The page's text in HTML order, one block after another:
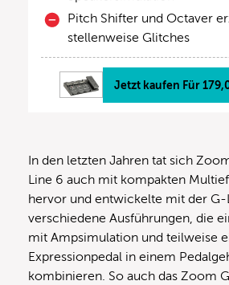
Pitch Shifter und Octaver
stellenweise Glitches
Jetzt kaufen Für
In den letzten Jahren tat sich
Line 6 auch mit kompakten
hervor und entwickelte mit der
verschiedene Ausführungen, die
mit Ampsimulation und teilweise
Expressionpedal in einem
kombinieren. So auch das Zoom